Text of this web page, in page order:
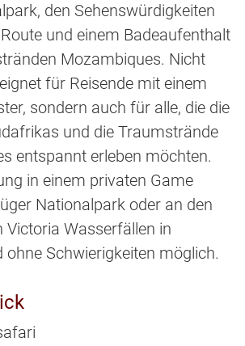
den Sehenswürdigkeiten
und einem Badeaufenthalt
Mozambiques. Nicht
für Reisende mit einem
sondern auch für alle, die die
und die Traumstrände
entspannt erleben möchten.
in einem privaten Game
Nationalpark oder an den
Victoria Wasserfällen in
Schwierigkeiten möglich.